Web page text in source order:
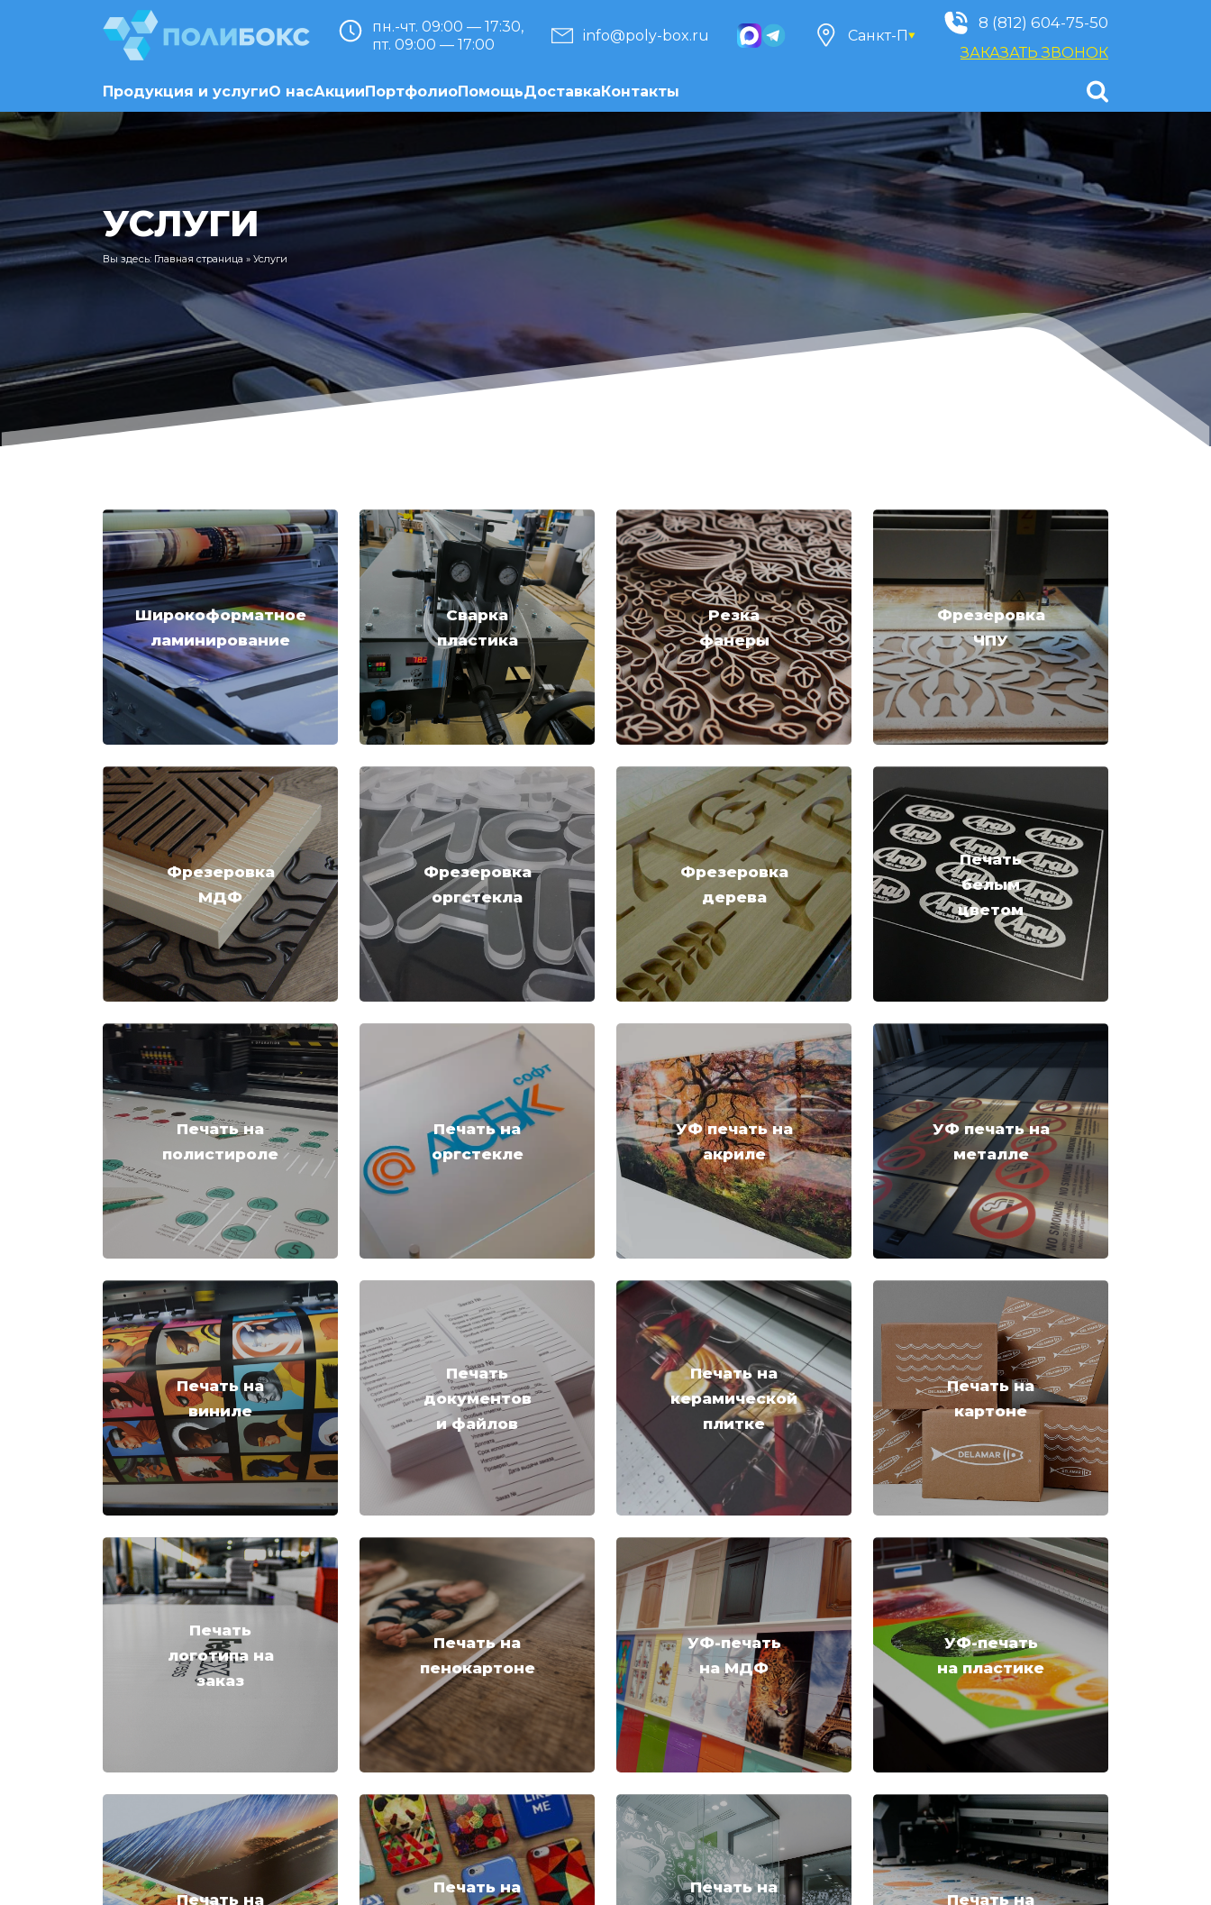
пн.-чт. 09:00 — 17:30,
пт. 09:00 — 17:00
info@poly-box.ru
8 (812) 604-75-50
ЗАКАЗАТЬ ЗВОНОК
Продукция и услугиО насАкцииПортфолиоПомощьДоставкаКонтакты
УСЛУГИ
Вы здесь: Главная страница » Услуги
Широкоформатное
ламинирование
Сварка
пластика
Резка
фанеры
Фрезеровка
ЧПУ
Фрезеровка
МДФ
Фрезеровка
оргстекла
Фрезеровка
дерева
Печать
белым
цветом
Печать на
полистироле
Печать на
оргстекле
УФ печать на
акриле
УФ печать на
металле
Печать на
виниле
Печать
документов
и файлов
Печать на
керамической
плитке
Печать на
картоне
Печать
логотипа на
заказ
Печать на
пенокартоне
УФ-печать
на МДФ
УФ-печать
на пластике
Печать на
Печать на
Печать на
Печать на